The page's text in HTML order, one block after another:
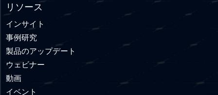
リソース
インサイト
事例研究
製品のアップデート
ウェビナー
動画
イベント